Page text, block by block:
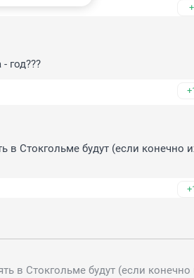
год???
в Стокгольме будут (если конечно